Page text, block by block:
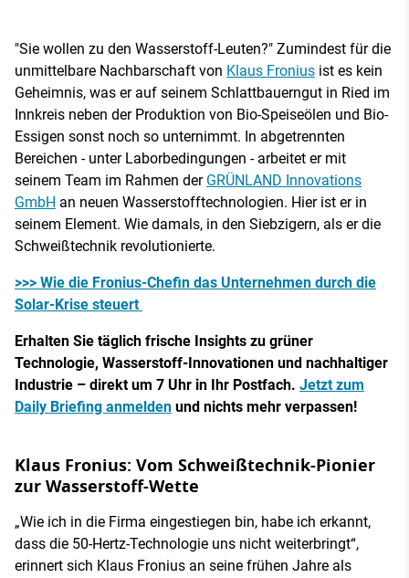
"Sie wollen zu den Wasserstoff-Leuten?" Zumindest für die
unmittelbare Nachbarschaft von Klaus Fronius ist es kein
Geheimnis, was er auf seinem Schlattbauerngut in Ried im
Innkreis neben der Produktion von Bio-Speiseölen und Bio-
Essigen sonst noch so unternimmt. In abgetrennten
Bereichen - unter Laborbedingungen - arbeitet er mit
seinem Team im Rahmen der GRÜNLAND Innovations
GmbH an neuen Wasserstofftechnologien. Hier ist er in
seinem Element. Wie damals, in den Siebzigern, als er die
Schweißtechnik revolutionierte.
>>> Wie die Fronius-Chefin das Unternehmen durch die
Solar-Krise steuert
Erhalten Sie täglich frische Insights zu grüner
Technologie, Wasserstoff-Innovationen und nachhaltiger
Industrie – direkt um 7 Uhr in Ihr Postfach. Jetzt zum
Daily Briefing anmelden und nichts mehr verpassen!
Klaus Fronius: Vom Schweißtechnik-Pionier
zur Wasserstoff-Wette
„Wie ich in die Firma eingestiegen bin, habe ich erkannt,
dass die 50-Hertz-Technologie uns nicht weiterbringt“,
erinnert sich Klaus Fronius an seine frühen Jahre als